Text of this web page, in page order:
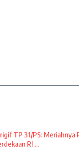
TP 31/PS: Meriahnya
RI ...